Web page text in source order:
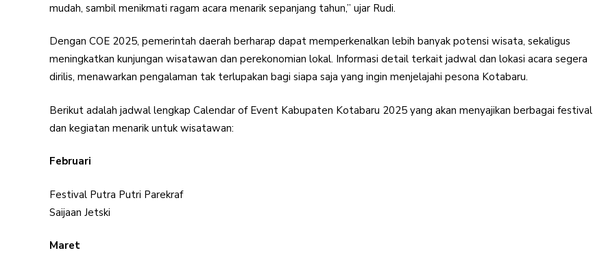
mudah, sambil menikmati ragam acara menarik sepanjang tahun,” ujar Rudi.
Dengan COE 2025, pemerintah daerah berharap dapat memperkenalkan lebih banyak potensi wisata, sekaligus
meningkatkan kunjungan wisatawan dan perekonomian lokal. Informasi detail terkait jadwal dan lokasi acara segera
dirilis, menawarkan pengalaman tak terlupakan bagi siapa saja yang ingin menjelajahi pesona Kotabaru.
Berikut adalah jadwal lengkap Calendar of Event Kabupaten Kotabaru 2025 yang akan menyajikan berbagai festival
dan kegiatan menarik untuk wisatawan:
Februari
Festival Putra Putri Parekraf
Saijaan Jetski
Maret